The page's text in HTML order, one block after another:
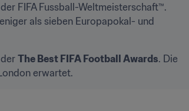
FIFA Fussball-Weltmeisterschaft™.
als sieben Europapokal- und
The Best FIFA Football Awards. Die
erwartet.